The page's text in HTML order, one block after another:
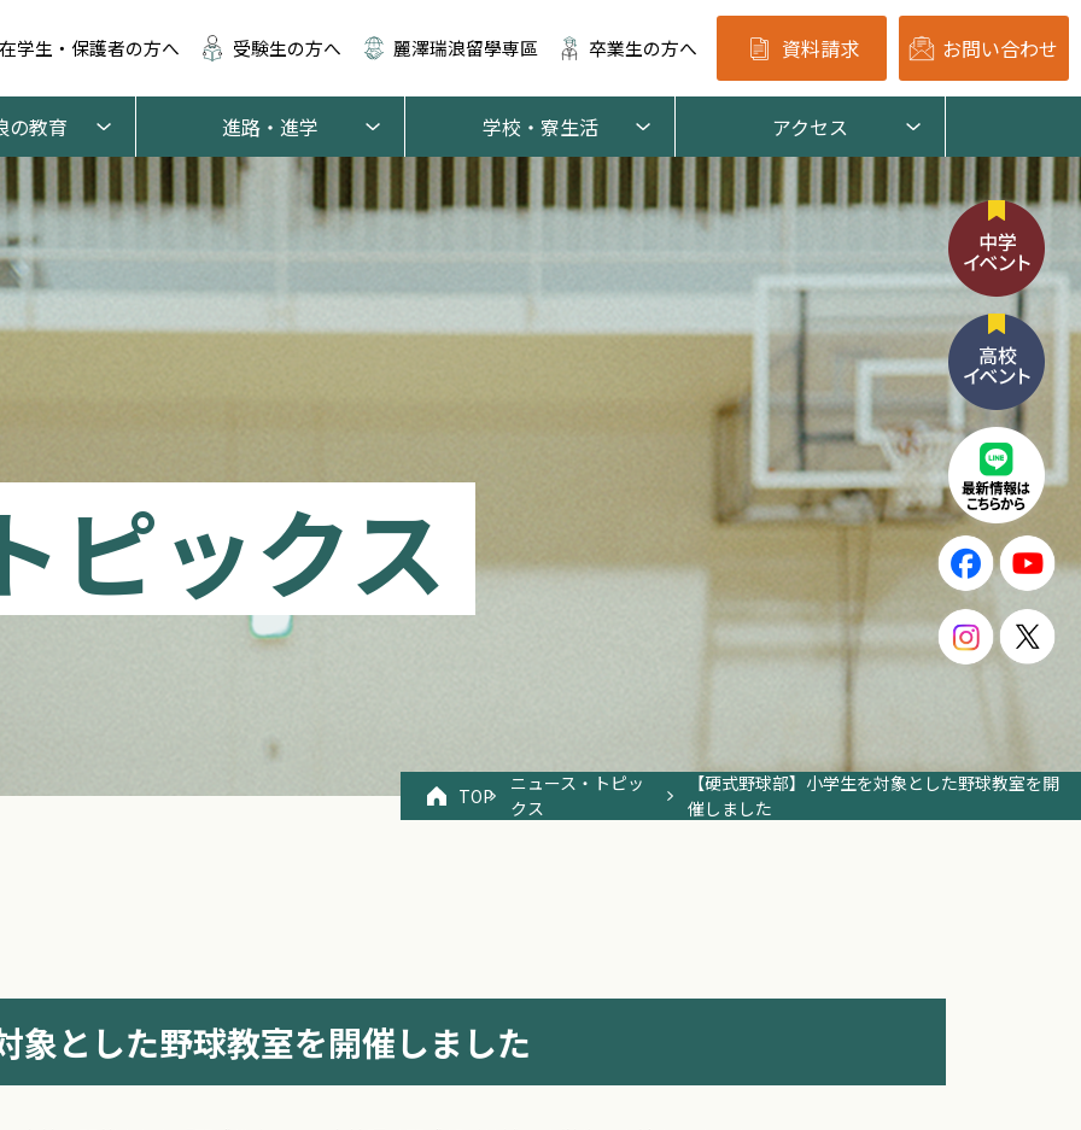
在学生・保護者の方へ 受験生の方へ 麗澤瑞浪留學専區 卒業生の方へ 資料請求 お問い合わせ
の教育 進路・進学 学校・寮生活 アクセス
ピックス
TOP
ニュース・トピッ
クス
【硬式野球部】小学生を対象とした野球教室を開
催しました
象とした野球教室を開催しました